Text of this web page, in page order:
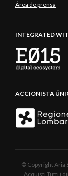
Área de prensa
INTEGRATED
ACCIONISTA
© Copyright
Acquisti Tutti i